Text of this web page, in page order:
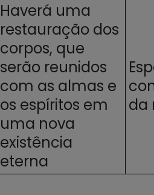
Haverá uma
restauração dos
corpos, que
serão reunidos
com as almas e
os espíritos em
uma nova
existência
eterna
da